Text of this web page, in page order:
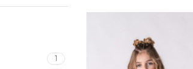
1